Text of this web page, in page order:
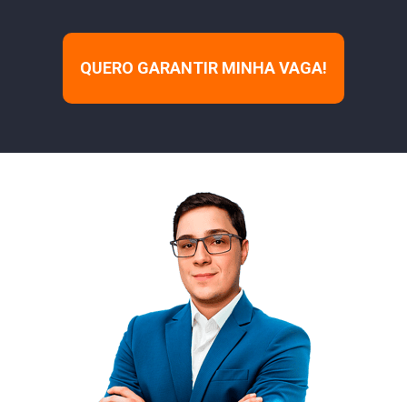
QUERO GARANTIR MINHA VAGA!